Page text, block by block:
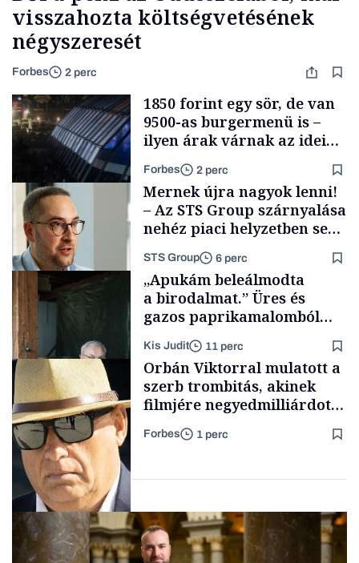
visszahozta költségvetésének
négyszeresét
Forbes 2 perc
Pénz
1850 forint egy sör, de van
9500-as burgermenü is –
ilyen árak várnak az idei
Szigeten
Forbes 2 perc
Támogatói tartalom
Mernek újra nagyok lenni!
– Az STS Group szárnyalása
nehéz piaci helyzetben sem
STS Group 6 perc
Családi
vállalkozások
„Apukám beleálmodta
a birodalmat.” Üres és
gazos paprikamalomból
lett az igazi családi
fűszersztori
Kis Judit 11 perc
Pénz
Orbán Viktorral mulatott a
szerb trombitás, akinek
filmjére negyedmilliárdot
adott az NFI
Forbes 1 perc